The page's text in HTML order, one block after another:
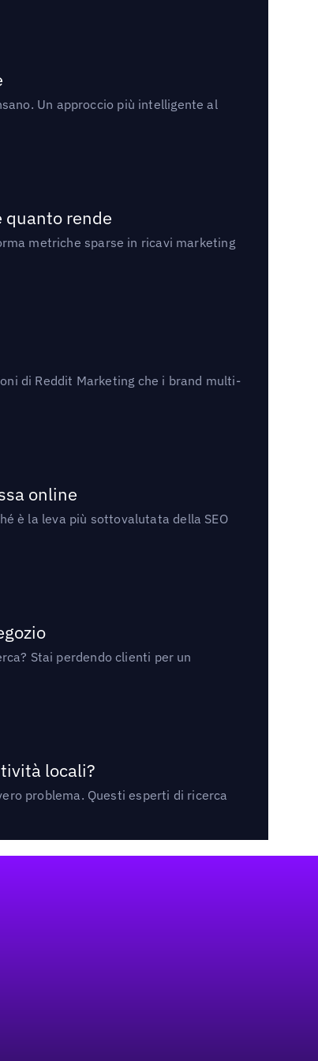
Un approccio più intelligente al
quanto rende
metriche sparse in ricavi marketing
di Reddit Marketing che i brand multi-
online
è la leva più sottovalutata della SEO
Stai perdendo clienti per un
locali?
problema. Questi esperti di ricerca